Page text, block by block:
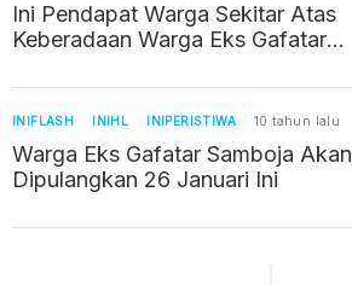
Ini Pendapat Warga Sekitar Atas
Keberadaan Warga Eks Gafatar
INIFLASH INIHL INIPERISTIWA 10 tahun lalu
Warga Eks Gafatar Samboja Akan
Dipulangkan 26 Januari Ini